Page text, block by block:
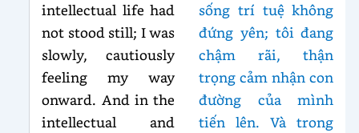
intellectual life had
not stood still; I was
slowly, cautiously
feeling my way
onward. And in the
intellectual and
sống trí tuệ không
đứng yên; tôi đang
chậm rãi, thận
trọng cảm nhận con
đường của mình
tiến lên. Và trong